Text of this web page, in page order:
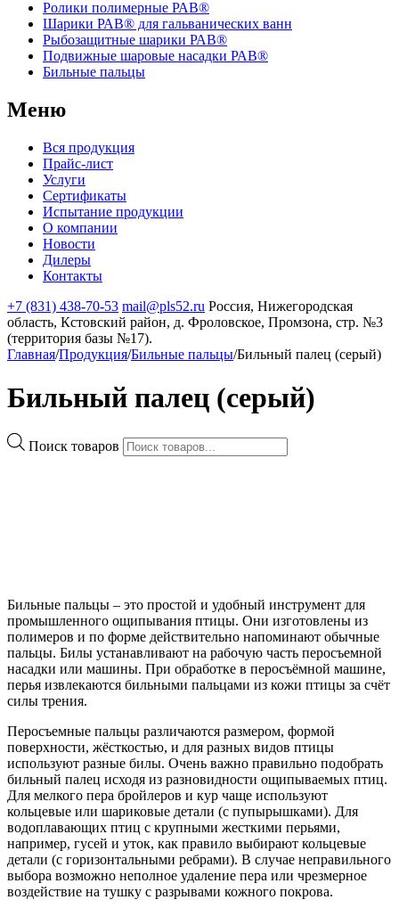
Ролики полимерные РАВ®
Шарики РАВ® для гальванических ванн
Рыбозащитные шарики РАВ®
Подвижные шаровые насадки РАВ®
Бильные пальцы
Меню
Вся продукция
Прайс-лист
Услуги
Сертификаты
Испытание продукции
О компании
Новости
Дилеры
Контакты
+7 (831) 438-70-53 mail@pls52.ru Россия, Нижегородская
область, Кстовский район, д. Фроловское, Промзона, стр. №3
(территория базы №17).
Главная/Продукция/Бильные пальцы/Бильный палец (серый)
Бильный палец (серый)
Поиск товаров
Бильные пальцы – это простой и удобный инструмент для
промышленного ощипывания птицы. Они изготовлены из
полимеров и по форме действительно напоминают обычные
пальцы. Билы устанавливают на рабочую часть перосъемной
насадки или машины. При обработке в перосъёмной машине,
перья извлекаются бильными пальцами из кожи птицы за счёт
силы трения.
Перосъемные пальцы различаются размером, формой
поверхности, жёсткостью, и для разных видов птицы
используют разные билы. Очень важно правильно подобрать
бильный палец исходя из разновидности ощипываемых птиц.
Для мелкого пера бройлеров и кур чаще используют
кольцевые или шариковые детали (с пупырышками). Для
водоплавающих птиц с крупными жесткими перьями,
например, гусей и уток, как правило выбирают кольцевые
детали (с горизонтальными ребрами). В случае неправильного
выбора возможно неполное удаление пера или чрезмерное
воздействие на тушку с разрывами кожного покрова.